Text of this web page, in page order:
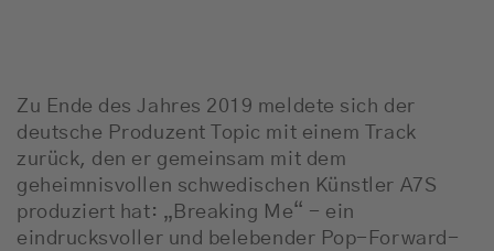
Zu Ende des Jahres 2019 meldete sich der
deutsche Produzent Topic mit einem Track
zurück, den er gemeinsam mit dem
geheimnisvollen schwedischen Künstler A7S
produziert hat: „Breaking Me“ - ein
eindrucksvoller und belebender Pop-Forward-